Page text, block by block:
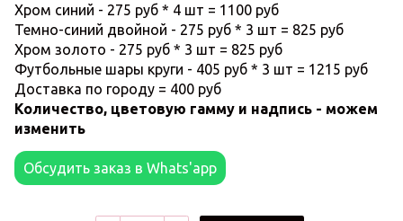
Хром синий - 275 руб * 4 шт = 1100 руб
Темно-синий двойной - 275 руб * 3 шт = 825 руб
Хром золото - 275 руб * 3 шт = 825 руб
Футбольные шары круги - 405 руб * 3 шт = 1215 руб
Доставка по городу = 400 руб
Количество, цветовую гамму и надпись - можем
изменить
Обсудить заказ в Whats'app